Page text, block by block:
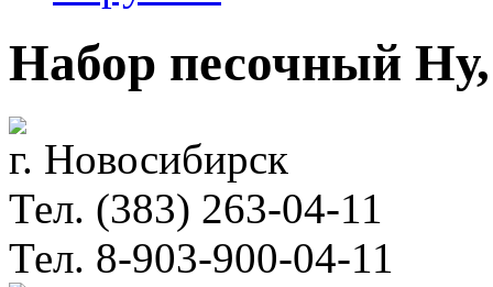
Набор песочный Ну,
г. Новосибирск
Тел. (383) 263-04-11
Тел. 8-903-900-04-11